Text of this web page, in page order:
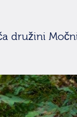
družini